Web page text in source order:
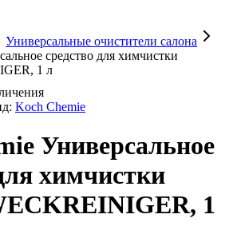
Универсальные очистители салона
средство для химчистки
1 л
Koch Chemie
Универсальное
химчистки
1